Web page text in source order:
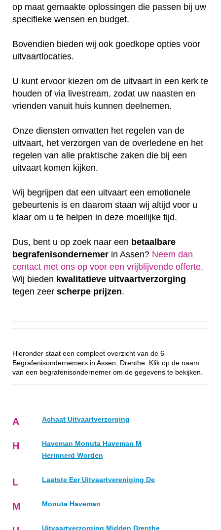
op maat gemaakte oplossingen die passen bij uw
specifieke wensen en budget.
Bovendien bieden wij ook goedkope opties voor
uitvaartlocaties.
U kunt ervoor kiezen om de uitvaart in een kerk te
houden of via livestream, zodat uw naasten en
vrienden vanuit huis kunnen deelnemen.
Onze diensten omvatten het regelen van de
uitvaart, het verzorgen van de overledene en het
regelen van alle praktische zaken die bij een
uitvaart komen kijken.
Wij begrijpen dat een uitvaart een emotionele
gebeurtenis is en daarom staan wij altijd voor u
klaar om u te helpen in deze moeilijke tijd.
Dus, bent u op zoek naar een betaalbare
begrafenisondernemer in Assen? Neem dan
contact met ons op voor een vrijblijvende offerte‎.
Wij bieden kwalitatieve uitvaartverzorging
tegen zeer scherpe prijzen.
Hieronder staat een compleet overzicht van de 6
Begrafenisondernemers in Assen, Drenthe. Klik op de naam
van een begrafenisondernemer om de gegevens te bekijken.
A Achaat Uitvaartverzorging
H
Haveman Monuta Haveman M
Herinnerd Worden
L Laatste Eer Uitvaartvereniging De
M Monuta Haveman
Uitvaartverzorging Midden Drenthe